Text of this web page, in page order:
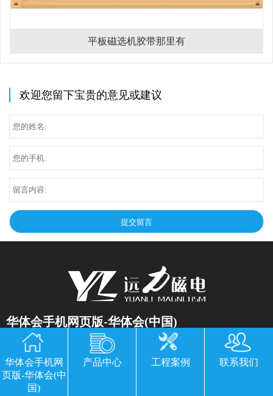
平板磁选机胶带那里有
欢迎您留下宝贵的意见或建议
华体会手机网页版-华体会(中国)
公司地址：山东临朐县经济开发区北环路
电话：13869611251 郭经理 微信同号
传真：0536-3435877
华体会手机网
页版-华体会(中
国)
产品中心 工程案例 联系我们